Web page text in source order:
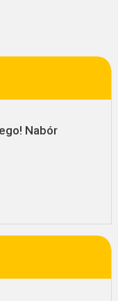
Nabór